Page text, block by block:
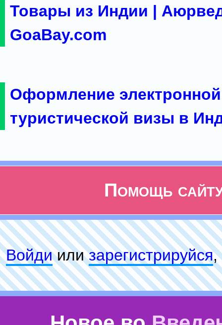
Товары из Индии |
GoaBay.com
Оформление электронной
туристической визы в
Помощь
Войдиилизарeгиcтpируйся,